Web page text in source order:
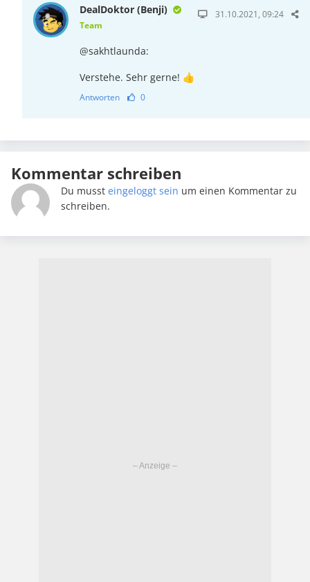
DealDoktor (Benji)
Team
31.10.2021, 09:24
@sakhtlaunda:
Verstehe. Sehr gerne! 👍
Antworten 0
Kommentar schreiben
Du musst eingeloggt sein um einen Kommentar zu
schreiben.